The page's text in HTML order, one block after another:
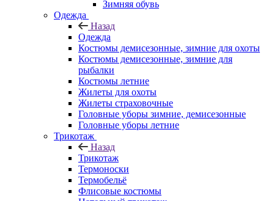
Зимняя обувь
Одежда
Назад
Одежда
Костюмы демисезонные, зимние для охоты
Костюмы демисезонные, зимние для
рыбалки
Костюмы летние
Жилеты для охоты
Жилеты страховочные
Головные уборы зимние, демисезонные
Головные уборы летние
Трикотаж
Назад
Трикотаж
Термоноски
Термобельё
Флисовые костюмы